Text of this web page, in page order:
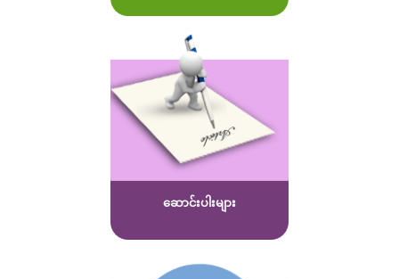
ဆောင်းပါးများ